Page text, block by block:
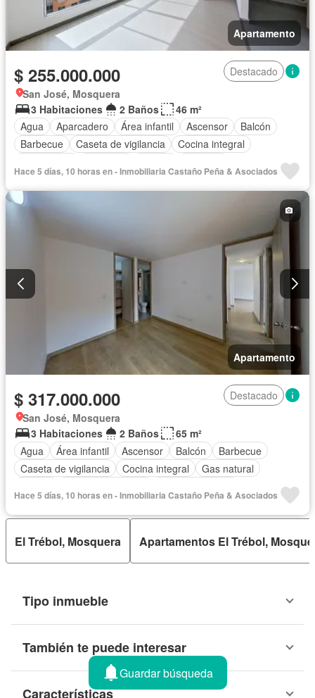
Apartamento
$ 255.000.000
Destacado
San José, Mosquera
3 Habitaciones
2 Baños
46 m²
Agua
Aparcadero Área infantil Ascensor
Balcón
Barbecue
Caseta de vigilancia
Cocina integral
Seguridad privada
Tanque de agua Vista panorámica
Hace 5 días, 10 horas en - Inmobiliaria Castaño Peña & Asociados
Apartamento
$ 317.000.000
Destacado
San José, Mosquera
3 Habitaciones
2 Baños
65 m²
Agua
Área infantil Ascensor Balcón
Barbecue
Caseta de vigilancia
Cocina integral
Gas natural
Vista panorámica
Hace 5 días, 10 horas en - Inmobiliaria Castaño Peña & Asociados
El Trébol, Mosquera Apartamentos El Trébol,
Tipo inmueble
También te puede interesar
Características
Guardar búsqueda